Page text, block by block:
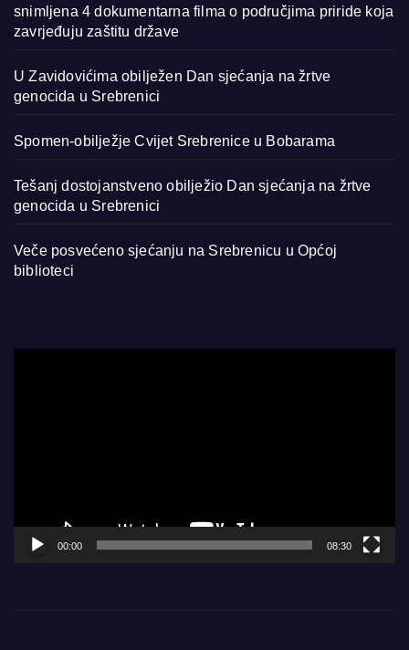
snimljena 4 dokumentarna filma o područjima priride koja
zavrjeđuju zaštitu države
U Zavidovićima obilježen Dan sjećanja na žrtve
genocida u Srebrenici
Spomen-obilježje Cvijet Srebrenice u Bobarama
Tešanj dostojanstveno obilježio Dan sjećanja na žrtve
genocida u Srebrenici
Veče posvećeno sjećanju na Srebrenicu u Općoj
biblioteci
00:00 08:30